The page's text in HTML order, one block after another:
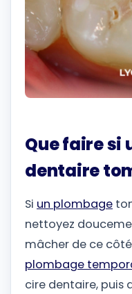
Que faire si
dentaire
Si un plombage
nettoyez
mâcher de ce
plombage
cire dentaire, puis